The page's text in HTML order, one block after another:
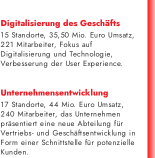
Digitalisierung des Geschäfts
15 Standorte, 35,50 Mio. Euro Umsatz,
221 Mitarbeiter, Fokus auf
Digitalisierung und Technologie,
Verbesserung der User Experience.
Unternehmensentwicklung
17 Standorte, 44 Mio. Euro Umsatz,
240 Mitarbeiter, das Unternehmen
präsentiert eine neue Abteilung für
Vertriebs- und Geschäftsentwicklung in
Form einer Schnittstelle für potenzielle
Kunden.